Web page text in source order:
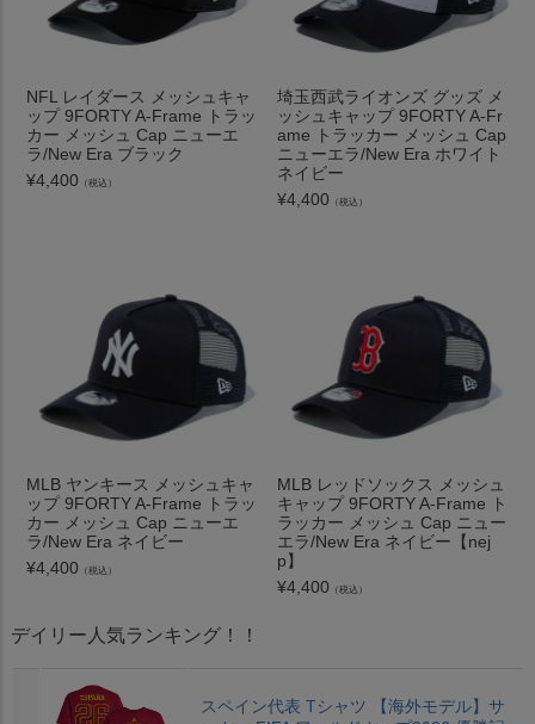
NFL レイダース メッシュキャ
ップ 9FORTY A-Frame トラッ
カー メッシュ Cap ニューエ
ラ/New Era ブラック
¥4,400 （税込）
埼玉西武ライオンズ グッズ メ
ッシュキャップ 9FORTY A-Fr
ame トラッカー メッシュ Cap
ニューエラ/New Era ホワイト
ネイビー
¥4,400 （税込）
MLB ヤンキース メッシュキャ
ップ 9FORTY A-Frame トラッ
カー メッシュ Cap ニューエ
ラ/New Era ネイビー
¥4,400 （税込）
MLB レッドソックス メッシュ
キャップ 9FORTY A-Frame ト
ラッカー メッシュ Cap ニュー
エラ/New Era ネイビー【nej
p】
¥4,400 （税込）
デイリー人気ランキング！！
スペイン代表 Tシャツ 【海外モデル】サ